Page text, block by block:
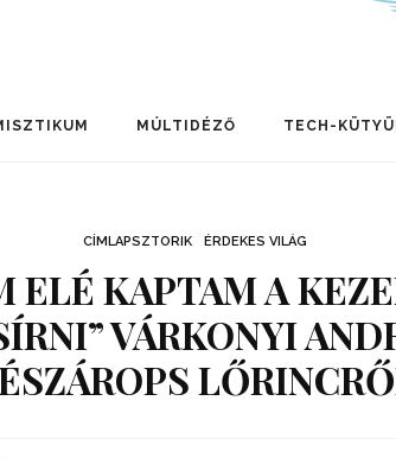
MÚLTIDÉZŐ TECH-
CÍMLAPSZTORIK ÉRDEKES VILÁG
ELÉ KAPTAM A
VÁRKONYI